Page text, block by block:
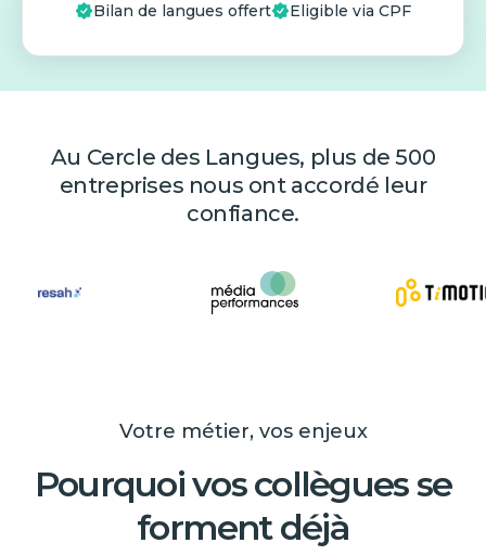
Bilan de langues offert Eligible via CPF
Au Cercle des Langues, plus de 500
entreprises nous ont accordé leur
confiance.
Votre métier, vos enjeux
Pourquoi vos collègues se
forment déjà